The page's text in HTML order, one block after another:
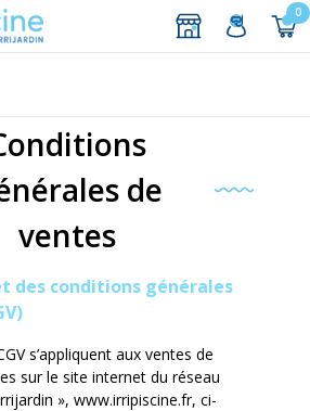
0
de
ventes
des conditions générales
s’appliquent aux ventes de
sur le site internet du réseau
», www.irripiscine.fr, ci-